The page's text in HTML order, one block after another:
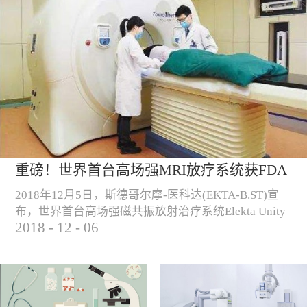
重磅！世界首台高场强MRI放疗系统获FDA
认证！
2018年12月5日，斯德哥尔摩-医科达(EKTA-B.ST)宣
布，世界首台高场强磁共振放射治疗系统Elekta Unity
正式获得FDA认证，可用于美国的商业销售和临床使
2018年6月高场强磁共振放射治疗系统获得CE认证以
来， Elekta Unity一直致力于提高和改善欧洲肿瘤患者
的治疗，我们很高兴这种尖端技术产品现已在美国...
2018 - 12 - 06